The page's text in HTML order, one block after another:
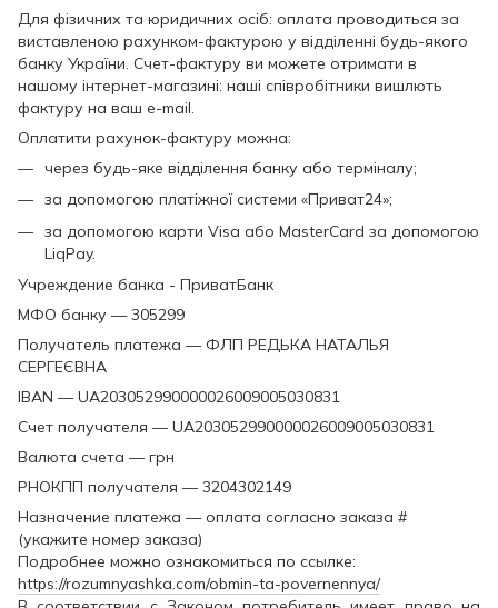
Для фізичних та юридичних осіб: оплата проводиться за
виставленою рахунком-фактурою у відділенні будь-якого
банку України. Счет-фактуру ви можете отримати в
нашому інтернет-магазині: наші співробітники вишлють
фактуру на ваш e-mail.
Оплатити рахунок-фактуру можна:
через будь-яке відділення банку або терміналу;
за допомогою платіжної системи «Приват24»;
за допомогою карти Visa або MasterCard за допомогою
LiqPay.
Учреждение банка - ПриватБанк
МФО банку — 305299
Получатель платежа — ФЛП РЕДЬКА НАТАЛЬЯ
СЕРГЕЄВНА
IBAN — UA203052990000026009005030831
Счет получателя — UA203052990000026009005030831
Валюта счета — грн
РНОКПП получателя — 3204302149
Назначение платежа — оплата согласно заказа #
(укажите номер заказа)
Подробнее можно ознакомиться по ссылке:
https://rozumnyashka.com/obmin-ta-povernennya/